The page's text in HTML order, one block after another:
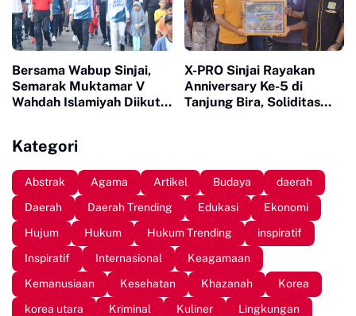
Bersama Wabup Sinjai,
Semarak Muktamar V
Wahdah Islamiyah Diikuti
X-PRO Sinjai Rayakan
Anniversary Ke-5 di
Tanjung Bira, Soliditas
Kategori
Abstrak Agama Artikel Budaya
daerah
Daerah
Daerah Trending Edukasi
Ekonomi
Hujum
Hukum Hukum Trending
inspiratif
Inspiratif
Internasional
Keagamaan
Kemanusiaan
Kesehatan Khazanah
Korea
korea utara
Kriminal Kuliner
Lingkungan